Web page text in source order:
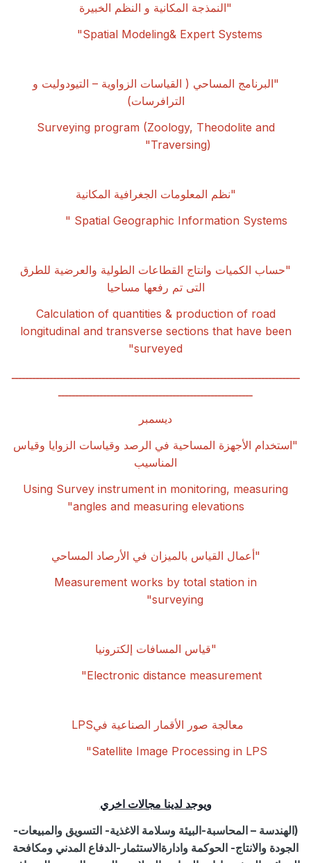
"النمذجة المكانية و النظم الخبيرة
Spatial Modeling& Expert Systems"
"البرنامج المساحي ( القياسات الزواوية – التيودوليت و
الترافرسات)
Surveying program (Zoology, Theodolite and
Traversing)"
"نظم المعلومات الجغرافية المكانية
Spatial Geographic Information Systems "
"حساب الكميات وانتاج القطاعات الطولية والعرضية للطرق
التى تم رفعها مساحيا
Calculation of quantities & production of road
longitudinal and transverse sections that have been
surveyed"
ـــــــــــــــــــــــــــــــــــــــــــــــــــــــــــــــــــــــــــــــــــ
ــــــــــــــــــــــــــــــــــــــــــــــــــــــــ
ديسمبر
"استخدام الأجهزة المساحية في الرصد وقياسات الزوايا وقياس
المناسيب
Using Survey instrument in monitoring, measuring
angles and measuring elevations"
"أعمال القياس بالميزان في الأرصاد المساحي
Measurement works by total station in
surveying"
"قياس المسافات إلكترونيا
Electronic distance measurement"
معالجة صور الأقمار الصناعية في LPS
Satellite Image Processing in LPS"
ويوجد لدينا مجالات اخري
(الهندسة – المحاسبة-البيئة وسلامة الاغذية- التسويق والمبيعات-
الجودة والانتاج- الحوكمة وادارةالاستثمار-الدفاع المدني ومكافحة